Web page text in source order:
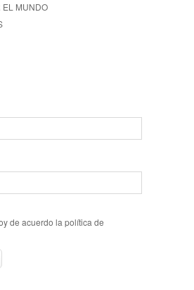
EL MUNDO
de acuerdo la política de